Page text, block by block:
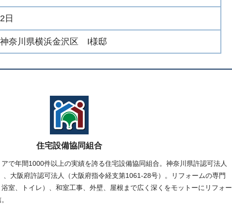
2日
神奈川県横浜金沢区 I様邸
住宅設備協同組合
で年間1000件以上の実績を誇る住宅設備協同組合。神奈川県許認可法人
、大阪府許認可法人（大阪府指令経支第1061-28号）。リフォームの専門
室、トイレ）、和室工事、外壁、屋根まで広く深くをモットーにリフォー